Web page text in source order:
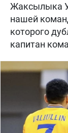
Жаксылыка
нашей
которого
капитан